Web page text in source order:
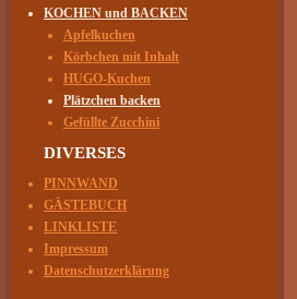
KOCHEN und BACKEN
Apfelkuchen
Körbchen mit Inhalt
HUGO-Kuchen
Plätzchen backen
Gefüllte Zucchini
DIVERSES
PINNWAND
GÄSTEBUCH
LINKLISTE
Impressum
Datenschutzerklärung